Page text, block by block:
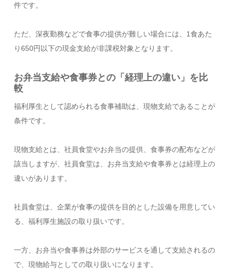
件です。
ただ、深夜勤務などで食事の提供が難しい場合には、1食あた
り650円以下の現金支給が非課税対象となります。
お弁当支給や食事券との「経理上の違い」を比
較
福利厚生として認められる食事補助は、現物支給であることが
条件です。
現物支給とは、社員食堂やお弁当の提供、食事券の配布などが
該当しますが、社員食堂は、お弁当支給や食事券とは経理上の
違いがあります。
社員食堂は、企業が食事の提供を目的とした設備を用意してい
る、福利厚生施設の取り扱いです。
一方、お弁当や食事券は外部のサービスを通して支給されるの
で、現物給与としての取り扱いになります。